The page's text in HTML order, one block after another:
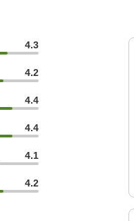
4.3
4.2
4.4
4.4
4.1
4.2